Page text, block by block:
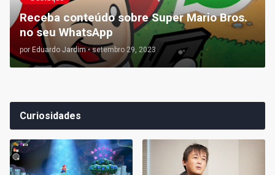
Receba conteúdo sobre Super Mario Bros.
no seu WhatsApp
por Eduardo Jardim • setembro 29, 2023
Curiosidades